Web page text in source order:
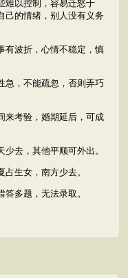
难以控制，容易迁怒于
己的情绪，别人没有义务
有波折，心情不稳定，慎
急，不能疏忽，否则弄巧
来考验，婚期延后，可成
去，其他平顺可外出。
生女，南方少去。
多题，无法录取。